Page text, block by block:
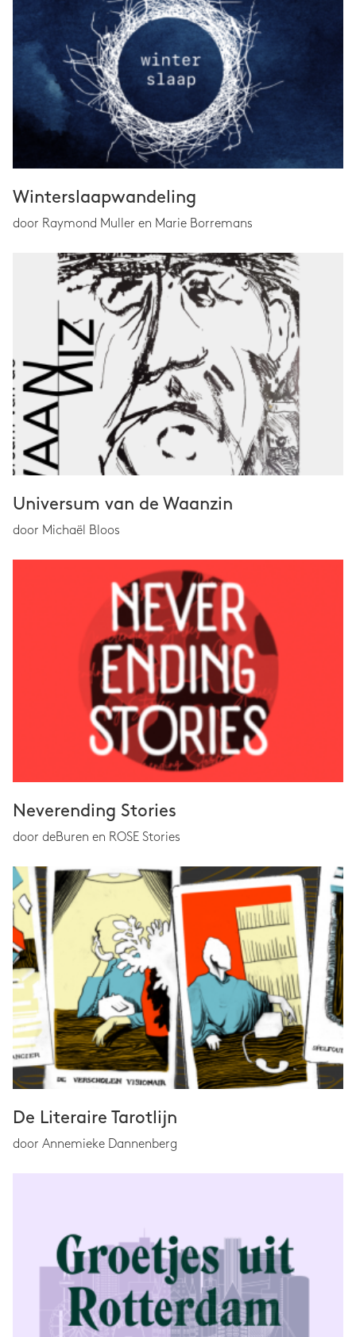
Winterslaapwandeling
door Raymond Muller en Marie Borremans
Universum van de Waanzin
door Michaël Bloos
Neverending Stories
door deBuren en ROSE Stories
De Literaire Tarotlijn
door Annemieke Dannenberg